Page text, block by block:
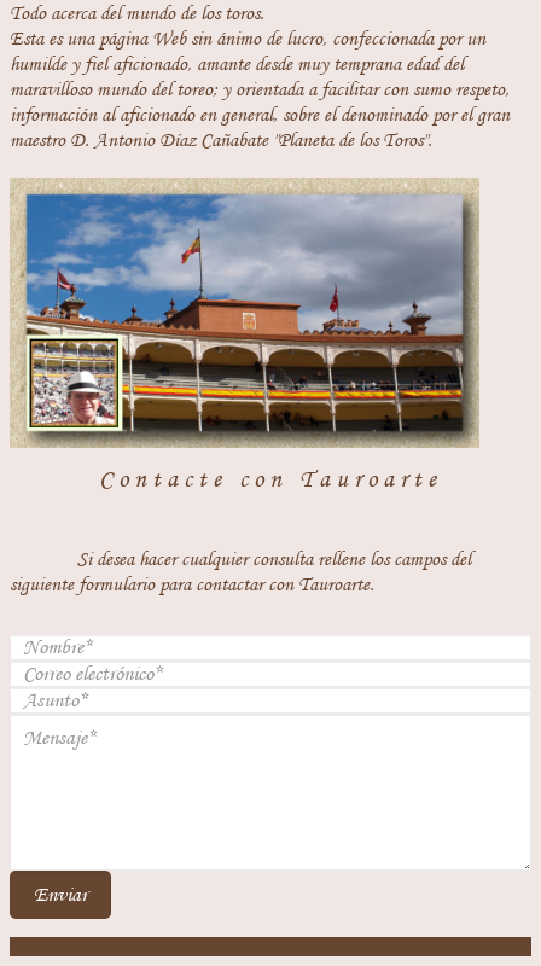
Todo acerca del mundo de los toros.
Esta es una página Web sin ánimo de lucro, confeccionada por un
humilde y fiel aficionado, amante desde muy temprana edad del
maravilloso mundo del toreo; y orientada a facilitar con sumo respeto,
información al aficionado en general, sobre el denominado por el gran
maestro D. Antonio Díaz Cañabate "Planeta de los Toros".
Contacte con Tauroarte
Si desea hacer cualquier consulta rellene los campos del
siguiente formulario para contactar con Tauroarte.
Enviar